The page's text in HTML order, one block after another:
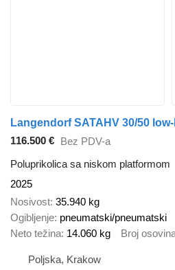
116.500 € Bez PDV-a
Poluprikolica sa niskom platformom
2025
Nosivost 35.940 kg
Ogibljenje pneumatski/pneumatski
Neto težina 14.060 kg Broj
Poljska, Krakow